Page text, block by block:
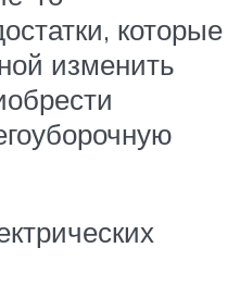
которые
изменить